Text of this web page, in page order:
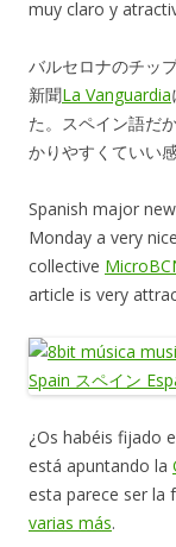
muy claro y
バルセロナのチッ
新聞La Vanguardia
た。スペイン語だ
かりやすくていい
Spanish major
Monday a very
collective
article is very
¿Os habéis fijado
está apuntando la
esta parece ser la
varias más.